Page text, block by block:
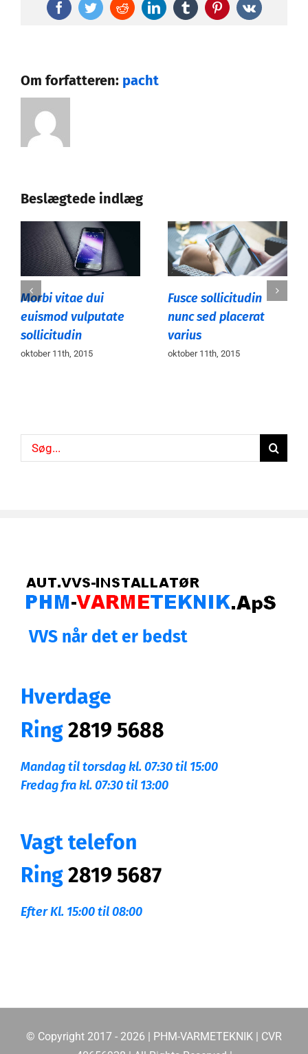
FacebookTwitterRedditLinkedInTumblrPinterest
Vk
Om forfatteren: pacht
Beslægtede indlæg
Morbi vitae dui
euismod vulputate
sollicitudin
oktober 11th, 2015
Fusce sollicitudin
nunc sed placerat
varius
oktober 11th, 2015
Søg
efter:
VVS når det er bedst
Hverdage
Ring2819 5688
Mandag til torsdag kl. 07:30 til 15:00
Fredag fra kl. 07:30 til 13:00
Vagt telefon
Ring2819 5687
Efter Kl. 15:00 til 08:00
© Copyright 2017 - 2026 | PHM-VARMETEKNIK | CVR